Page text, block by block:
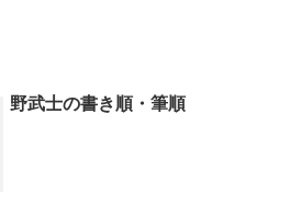
野武士の書き順・筆順